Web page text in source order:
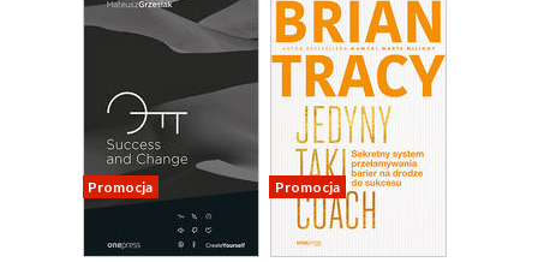
Promocja Promocja